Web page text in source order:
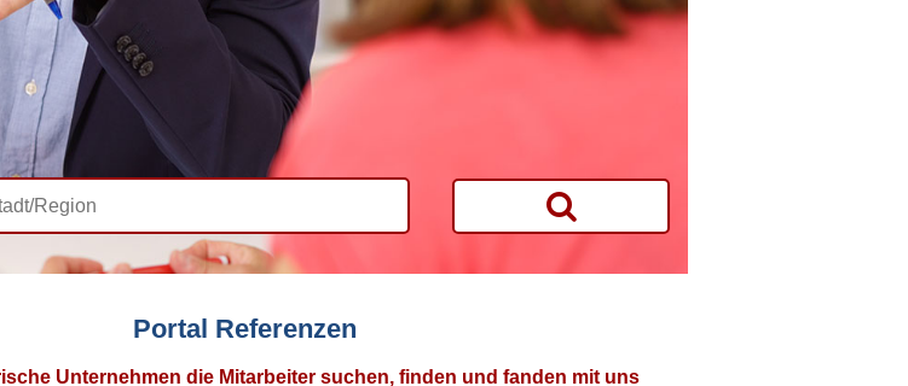
Portal Referenzen
Unternehmen die Mitarbeiter suchen, finden und fanden mit uns